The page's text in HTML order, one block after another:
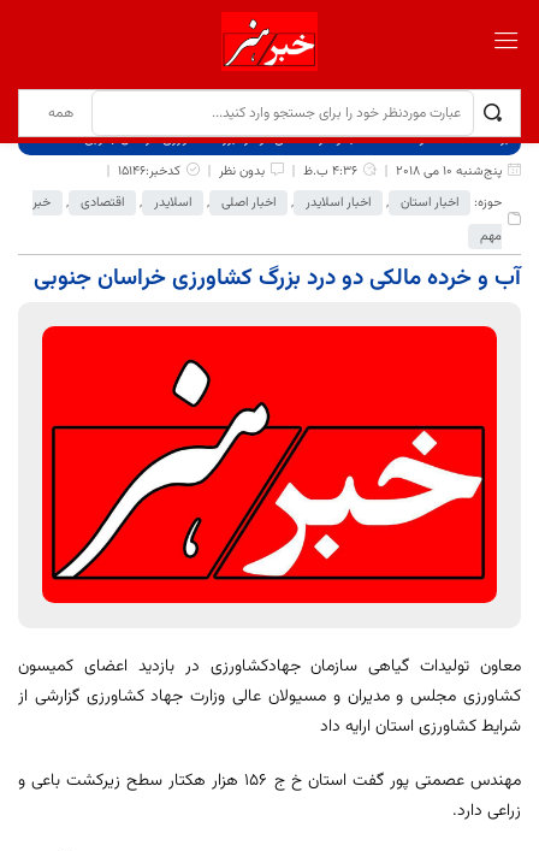
برگ نخست نوشته‌ها
آب و خرده مالکی دو درد بزرگ کشاورزی خراسان جنوبی
پنج‌شنبه 10 می 2018
4:36 ب.ظ بدون نظر
کدخبر:15146
حوزه:
اخبار استان , اخبار اسلایدر , اخبار اصلی , اسلایدر , اقتصادی ,
خبر
مهم
آب و خرده مالکی دو درد بزرگ کشاورزی خراسان جنوبی
معاون تولیدات گیاهی سازمان جهادکشاورزی در بازدید اعضای کمیسون
کشاورزی مجلس و مدیران و مسیولان عالی وزارت جهاد کشاورزی گزارشی از
شرایط کشاورزی استان ارایه داد
مهندس عصمتی پور گفت استان خ ج ۱۵۶ هزار هکتار سطح زیرکشت باعی و
زراعی دارد.